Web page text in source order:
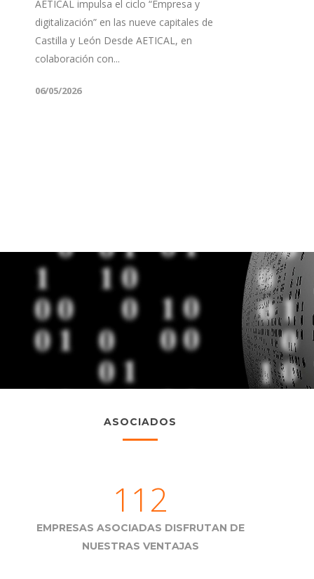
AETICAL impulsa el ciclo “Empresa y
digitalización” en las nueve capitales de
Castilla y León Desde AETICAL, en
colaboración con...
06/05/2026
ASOCIADOS
112
EMPRESAS ASOCIADAS DISFRUTAN DE
NUESTRAS VENTAJAS